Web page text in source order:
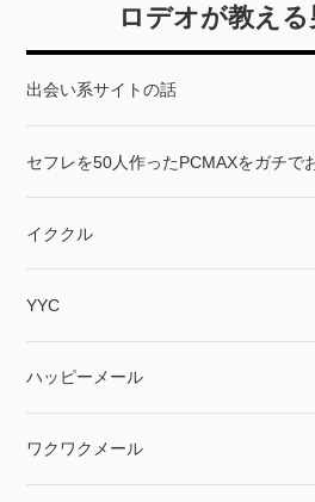
ロデオが教え
出会い系サイトの話
セフレを50人作ったPCMAXをガチで
イククル
YYC
ハッピーメール
ワクワクメール